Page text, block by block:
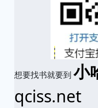
想要找书就要到 小
qciss.net